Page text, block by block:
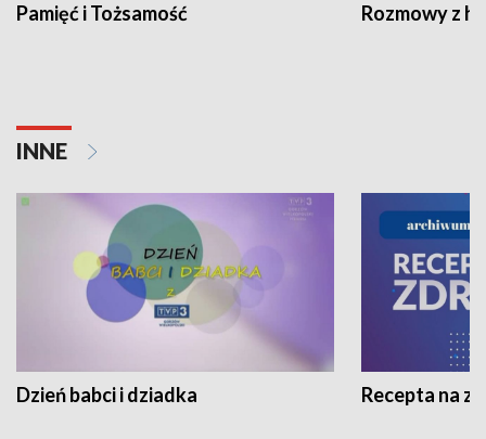
Pamięć i Tożsamość Rozmowy z
INNE
Dzień babci i dziadka Recepta na